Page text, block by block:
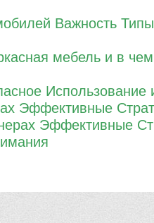
Важность
мебель и в
Эффективные
Эффективные